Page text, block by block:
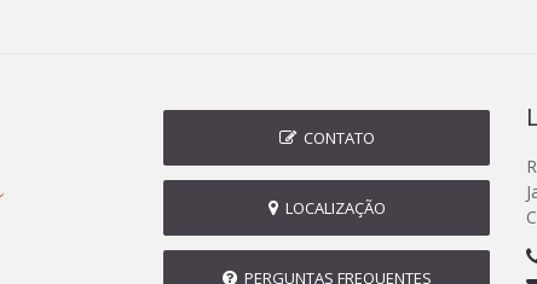
CONTATO
LOCALIZAÇÃO
PERGUNTAS FREQUENTES